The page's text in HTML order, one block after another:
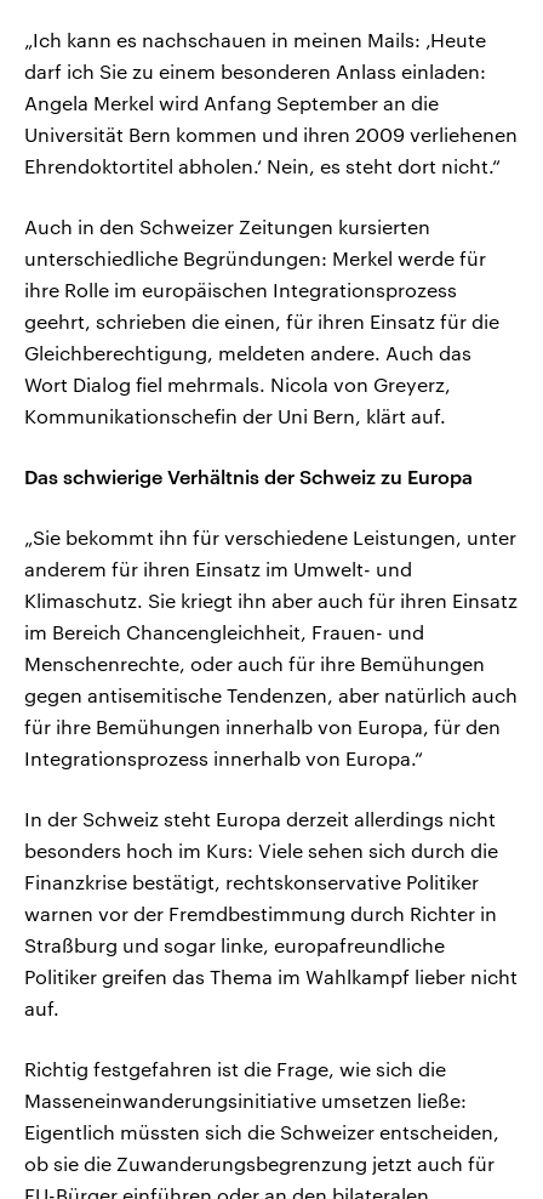
„Ich kann es nachschauen in meinen Mails: ‚Heute
darf ich Sie zu einem besonderen Anlass einladen:
Angela Merkel wird Anfang September an die
Universität Bern kommen und ihren 2009 verliehenen
Ehrendoktortitel abholen.‘ Nein, es steht dort nicht.“
Auch in den Schweizer Zeitungen kursierten
unterschiedliche Begründungen: Merkel werde für
ihre Rolle im europäischen Integrationsprozess
geehrt, schrieben die einen, für ihren Einsatz für die
Gleichberechtigung, meldeten andere. Auch das
Wort Dialog fiel mehrmals. Nicola von Greyerz,
Kommunikationschefin der Uni Bern, klärt auf.
Das schwierige Verhältnis der Schweiz zu Europa
„Sie bekommt ihn für verschiedene Leistungen, unter
anderem für ihren Einsatz im Umwelt- und
Klimaschutz. Sie kriegt ihn aber auch für ihren Einsatz
im Bereich Chancengleichheit, Frauen- und
Menschenrechte, oder auch für ihre Bemühungen
gegen antisemitische Tendenzen, aber natürlich auch
für ihre Bemühungen innerhalb von Europa, für den
Integrationsprozess innerhalb von Europa.“
In der Schweiz steht Europa derzeit allerdings nicht
besonders hoch im Kurs: Viele sehen sich durch die
Finanzkrise bestätigt, rechtskonservative Politiker
warnen vor der Fremdbestimmung durch Richter in
Straßburg und sogar linke, europafreundliche
Politiker greifen das Thema im Wahlkampf lieber nicht
auf.
Richtig festgefahren ist die Frage, wie sich die
Masseneinwanderungsinitiative umsetzen ließe:
Eigentlich müssten sich die Schweizer entscheiden,
ob sie die Zuwanderungsbegrenzung jetzt auch für